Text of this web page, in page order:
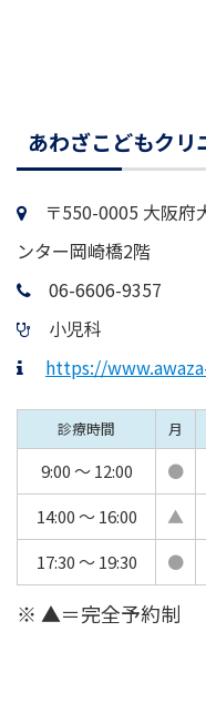
あわざこどもクリ
〒550-0005 大阪府
ンター岡崎橋2階
06-6606-9357
小児科
https://
診療時間 月
9:00 ～ 12:00 ●
14:00 ～ 16:00
▲
17:30 ～ 19:30
●
※ ▲＝完全予約制